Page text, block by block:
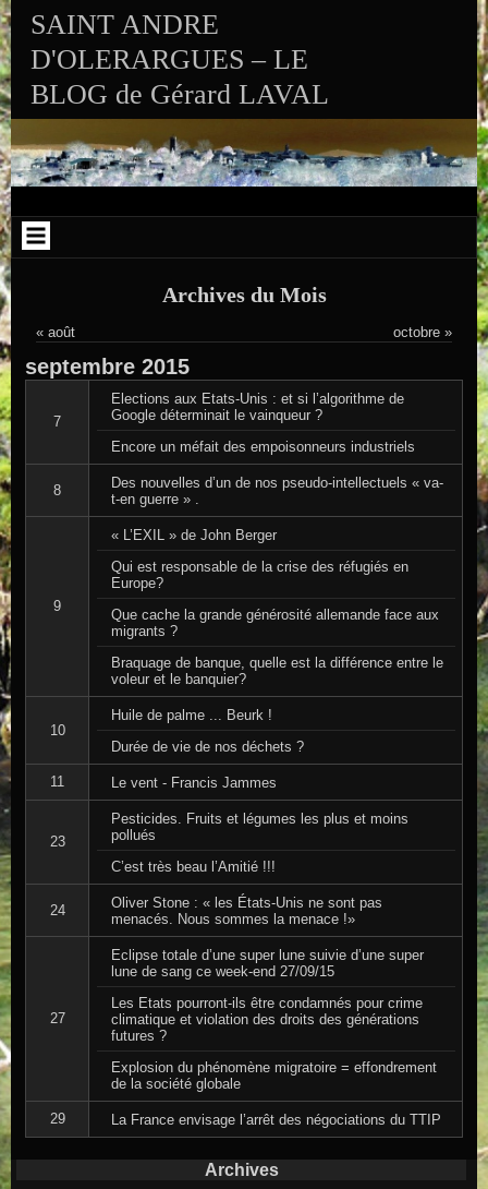
Skip to VISITS_COUNTER_WIDGET
SAINT ANDRE
D'OLERARGUES – LE
BLOG de Gérard LAVAL
Archives du Mois
« août octobre »
septembre 2015
7
Elections aux Etats-Unis : et si l’algorithme de
Google déterminait le vainqueur ?
Encore un méfait des empoisonneurs industriels
8
Des nouvelles d’un de nos pseudo-intellectuels « va-
t-en guerre » .
9
« L’EXIL » de John Berger
Qui est responsable de la crise des réfugiés en
Europe?
Que cache la grande générosité allemande face aux
migrants ?
Braquage de banque, quelle est la différence entre le
voleur et le banquier?
10
Huile de palme ... Beurk !
Durée de vie de nos déchets ?
11 Le vent - Francis Jammes
23
Pesticides. Fruits et légumes les plus et moins
pollués
C’est très beau l’Amitié !!!
24
Oliver Stone : « les États-Unis ne sont pas
menacés. Nous sommes la menace !»
27
Eclipse totale d’une super lune suivie d’une super
lune de sang ce week-end 27/09/15
Les Etats pourront-ils être condamnés pour crime
climatique et violation des droits des générations
futures ?
Explosion du phénomène migratoire = effondrement
de la société globale
29 La France envisage l’arrêt des négociations du TTIP
Archives